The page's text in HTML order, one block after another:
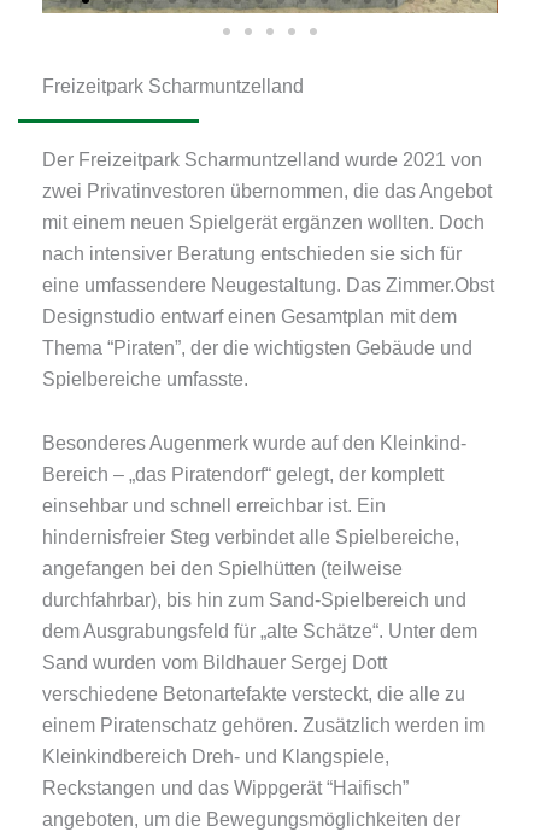
Freizeitpark Scharmuntzelland
Der Freizeitpark Scharmuntzelland wurde 2021 von
zwei Privatinvestoren übernommen, die das Angebot
mit einem neuen Spielgerät ergänzen wollten. Doch
nach intensiver Beratung entschieden sie sich für
eine umfassendere Neugestaltung. Das Zimmer.Obst
Designstudio entwarf einen Gesamtplan mit dem
Thema “Piraten”, der die wichtigsten Gebäude und
Spielbereiche umfasste.
Besonderes Augenmerk wurde auf den Kleinkind-
Bereich – „das Piratendorf“ gelegt, der komplett
einsehbar und schnell erreichbar ist. Ein
hindernisfreier Steg verbindet alle Spielbereiche,
angefangen bei den Spielhütten (teilweise
durchfahrbar), bis hin zum Sand-Spielbereich und
dem Ausgrabungsfeld für „alte Schätze“. Unter dem
Sand wurden vom Bildhauer Sergej Dott
verschiedene Betonartefakte versteckt, die alle zu
einem Piratenschatz gehören. Zusätzlich werden im
Kleinkindbereich Dreh- und Klangspiele,
Reckstangen und das Wippgerät “Haifisch”
angeboten, um die Bewegungsmöglichkeiten der